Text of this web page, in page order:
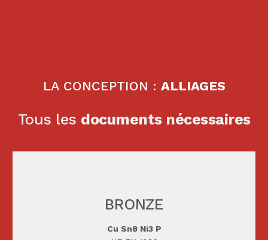
LA CONCEPTION : ALLIAGES
Tous les documents nécessaires
BRONZE
Cu Sn8 Ni3 P